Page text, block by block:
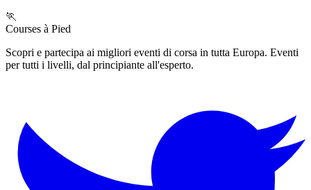
🏃
Courses à Pied
Scopri e partecipa ai migliori eventi di corsa in tutta Europa. Eventi
per tutti i livelli, dal principiante all'esperto.